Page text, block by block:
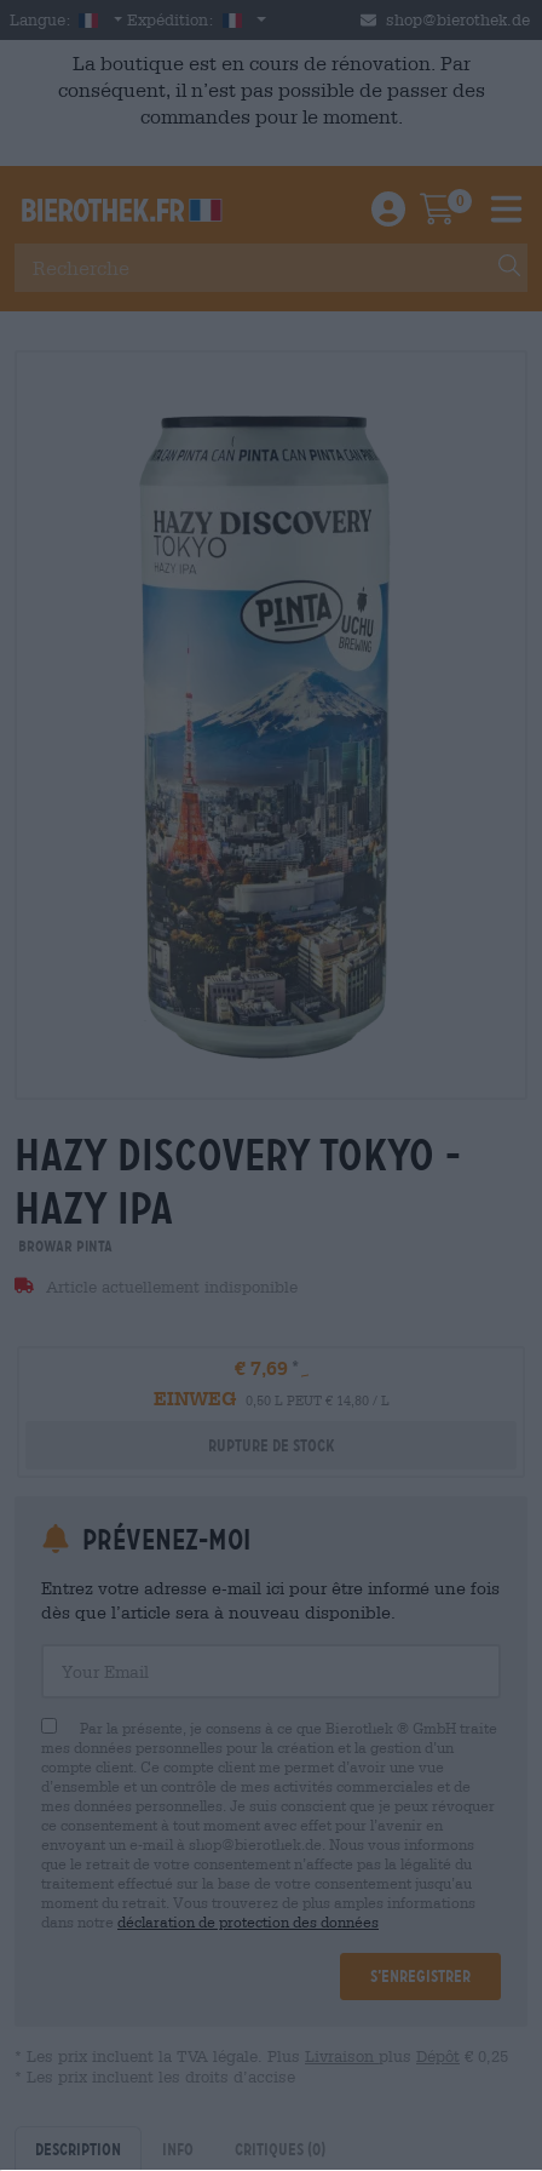
Skip to main content
Langue: French
Expédition: France shop@bierothek.de
La boutique est en cours de rénovation. Par
conséquent, il n’est pas possible de passer des
commandes pour le moment.
Einloggen /
0
hazy discovery tokyo -
hazy ipa
Browar Pinta
Article actuellement indisponible
€ 7,69
EINWEG
0,50 L PEUT € 14,80 / L
Rupture de stock
Prévenez-moi
Entrez votre adresse e-mail ici pour être informé une fois
dès que l’article sera à nouveau disponible.
Par la présente, je consens à ce que Bierothek ® GmbH traite
mes données personnelles pour la création et la gestion d’un
compte client. Ce compte client me permet d’avoir une vue
d’ensemble et un contrôle de mes activités commerciales et de
mes données personnelles. Je suis conscient que je peux révoquer
ce consentement à tout moment avec effet pour l’avenir en
envoyant un e-mail à shop@bierothek.de. Nous vous informons
que le retrait de votre consentement n’affecte pas la légalité du
traitement effectué sur la base de votre consentement jusqu’au
moment du retrait. Vous trouverez de plus amples informations
dans notre déclaration de protection des données
S’enregistrer
* Les prix incluent la TVA légale. Plus Livraison plus Dépôt € 0,25
* Les prix incluent les droits d’accise
Description Info Critiques (0)